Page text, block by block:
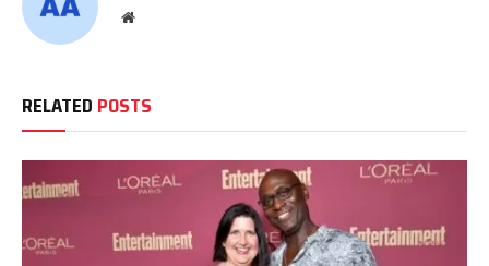
Website
RELATED POSTS